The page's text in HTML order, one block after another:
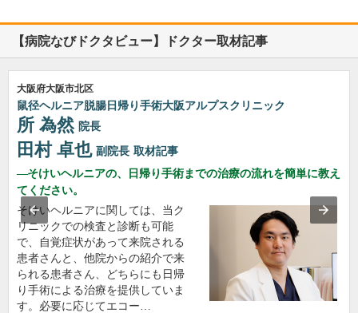
【病院なびドクタビュー】ドクター取材記事
大阪府大阪市北区
鼠径ヘルニア脱腸日帰り手術大阪アルプスクリニック
所 為然 院長
田村 卓也 副院長 取材記事
そけいヘルニアの、日帰り手術までの治療の流れを簡単に教え
てください。
そけいヘルニアに関しては、当ク
リニックでの検査と診断も可能
で、自覚症状があって来院される
患者さんと、他院からの紹介で来
られる患者さん、どちらにも日帰
り手術による治療を提供していま
す。必要に応じてエコー…